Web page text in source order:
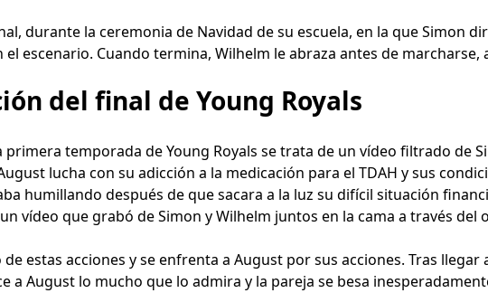
durante la ceremonia de Navidad de su escuela, en la que Simon
el escenario. Cuando termina, Wilhelm le abraza antes de
del final de Young Royals
primera temporada de Young Royals se trata de un vídeo filtrado de
lucha con su adicción a la medicación para el TDAH y sus
humillando después de que sacara a la luz su difícil situación
vídeo que grabó de Simon y Wilhelm juntos en la cama a través del
de estas acciones y se enfrenta a August por sus acciones. Tras
a August lo mucho que lo admira y la pareja se besa